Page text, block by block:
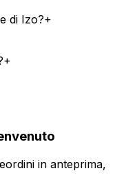
di Izo?+
+
in anteprima,